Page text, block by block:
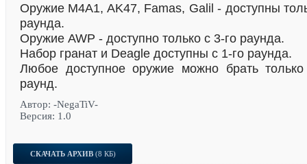
Оружие M4A1, AK47, Famas, Galil - доступны
раунда.
Оружие AWP - доступно только с 3-го раунда.
Набор гранат и Deagle доступны с 1-го раунда.
Любое доступное оружие можно брать
раунд.
Автор: -NegaTiV-
Версия: 1.0
СКАЧАТЬ АРХИВ(8 КБ)